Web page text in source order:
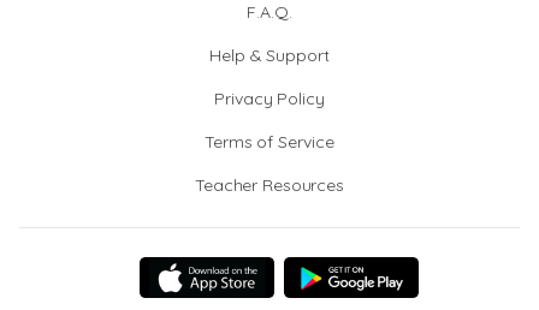
F.A.Q.
Help & Support
Privacy Policy
Terms of Service
Teacher Resources